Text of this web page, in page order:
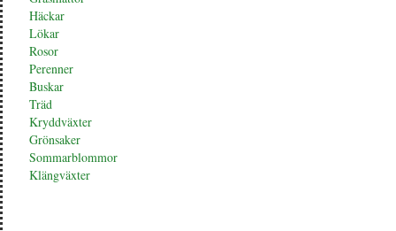
Häckar
Lökar
Rosor
Perenner
Buskar
Träd
Kryddväxter
Grönsaker
Sommarblommor
Klängväxter